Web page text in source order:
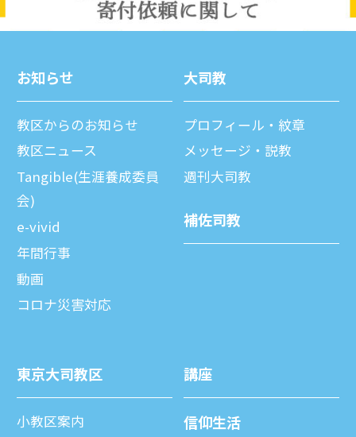
お知らせ
教区からのお知らせ
教区ニュース
Tangible(生涯養成委員
会)
e-vivid
年間⾏事
動画
コロナ災害対応
⼤司教
プロフィール・紋章
メッセージ・説教
週刊⼤司教
補佐司教
東京⼤司教区
⼩教区案内
講座
信仰⽣活